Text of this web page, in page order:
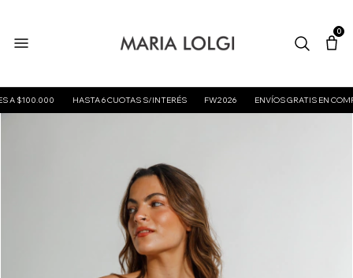
0
HASTA 6 CUOTAS S/INTERÉS FW2026 ENVÍOS GRATIS EN COMPRAS